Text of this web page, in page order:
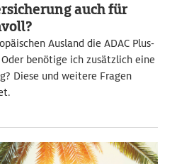
auch für
Ausland die ADAC Plus-
benötige ich zusätzlich eine
Diese und weitere Fragen